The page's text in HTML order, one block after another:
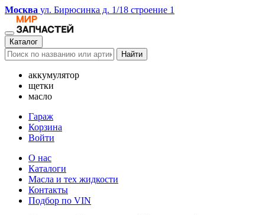
Москва ул. Бирюсинка д. 1/18 строение 1
Каталог
Найти
аккумулятор
щетки
масло
Гараж
Корзина
Войти
О нас
Каталоги
Масла и тех жидкости
Контакты
Подбор по VIN